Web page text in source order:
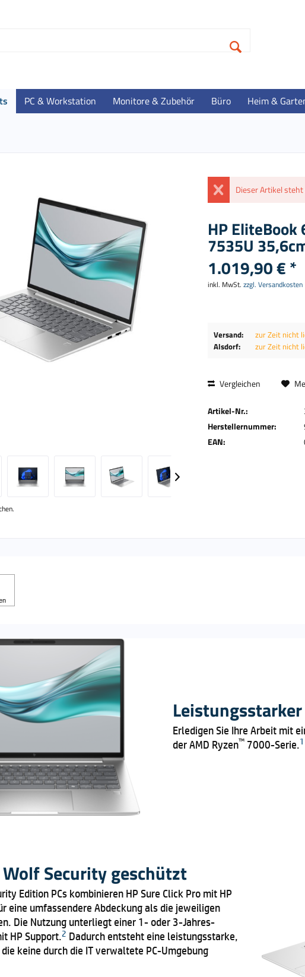
PC & Workstation Monitore & Zubehör Büro Heim &
Dieser Artikel
HP EliteBook
7535U
1.019,90 € *
inkl. MwSt. zzgl. Versandkosten
Versand:
zur Zeit nicht
Alsdorf:
zur Zeit nicht
Vergleichen
Artikel-Nr.:
Herstellernummer:
EAN:
Erledigen Sie Ihre Arbeit mit
der AMD Ryzen™ 7000-Serie.1
Wolf Security geschützt
Edition PCs kombinieren HP Sure Click Pro mit HP
eine umfassendere Abdeckung als die jeweiligen
Die Nutzung unterliegt einer 1- oder 3-Jahres-
HP Support.2 Dadurch entsteht eine leistungsstarke,
keine durch die IT verwaltete PC-Umgebung